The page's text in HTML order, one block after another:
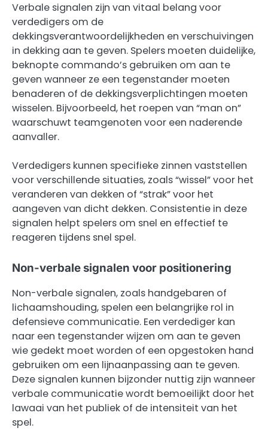
Verbale signalen zijn van vitaal belang voor
verdedigers om de
dekkingsverantwoordelijkheden en verschuivingen
in dekking aan te geven. Spelers moeten duidelijke,
beknopte commando’s gebruiken om aan te
geven wanneer ze een tegenstander moeten
benaderen of de dekkingsverplichtingen moeten
wisselen. Bijvoorbeeld, het roepen van “man on”
waarschuwt teamgenoten voor een naderende
aanvaller.
Verdedigers kunnen specifieke zinnen vaststellen
voor verschillende situaties, zoals “wissel” voor het
veranderen van dekken of “strak” voor het
aangeven van dicht dekken. Consistentie in deze
signalen helpt spelers om snel en effectief te
reageren tijdens snel spel.
Non-verbale signalen voor positionering
Non-verbale signalen, zoals handgebaren of
lichaamshouding, spelen een belangrijke rol in
defensieve communicatie. Een verdediger kan
naar een tegenstander wijzen om aan te geven
wie gedekt moet worden of een opgestoken hand
gebruiken om een lijnaanpassing aan te geven.
Deze signalen kunnen bijzonder nuttig zijn wanneer
verbale communicatie wordt bemoeilijkt door het
lawaai van het publiek of de intensiteit van het
spel.